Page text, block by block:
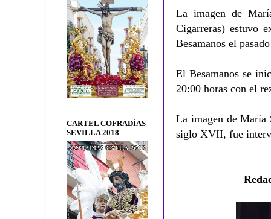
La imagen de
Cigarreras) estuvo
Besamanos el
El Besamanos se
20:00 horas con el
La imagen de María
siglo XVII, fue
CARTEL COFRADÍAS
SEVILLA 2018